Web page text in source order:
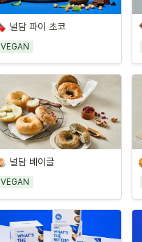
널담 파이 초코
VEGAN
널담 베이글
VEGAN